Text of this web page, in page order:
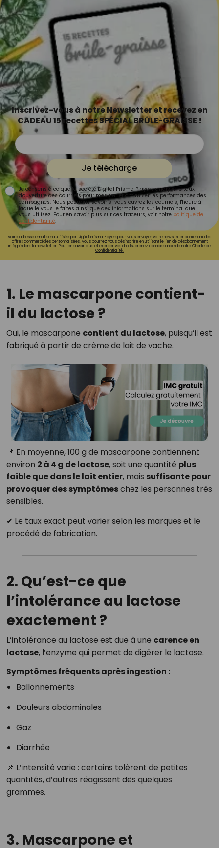
Inscrivez-vous à notre Newsletter et recevez en
CADEAU 15 recettes SPÉCIAL BRÛLE-GRAISSE !
Je télécharge
Je consens à ce que la société Digital Prisma Players analyse le taux
d'ouverture des courriels pour mesurer et optimiser les performances des
campagnes. Nous pourrons savoir si vous ouvrez les courriels, l'heure à
laquelle vous le faites ainsi que des informations sur le terminal que
vous utilisez. Pour en savoir plus sur ces traceurs, voir notre politique de
confidentialité.
Votre adresse email sera utilisée par Digital Prisma Playerspour vous envoyer votre newsletter contenant des
offres commerciales personnalisées. Vous pourrez vous désinscrire en utilisant le lien de désabonnement
intégré dans la newsletter. Pour en savoir plus et exercer vos droits, prenez connaissance de notreCharte de
Confidentialité.
1. Le mascarpone contient-
il du lactose ?
Oui, le mascarpone contient du lactose, puisqu’il est
fabriqué à partir de crème de lait de vache.
📌 En moyenne, 100 g de mascarpone contiennent
environ 2 à 4 g de lactose, soit une quantité plus
faible que dans le lait entier, mais suffisante pour
provoquer des symptômeschez les personnes très
sensibles.
✔ Le taux exact peut varier selon les marques et le
procédé de fabrication.
2. Qu’est-ce que
l’intolérance au lactose
exactement ?
L’intolérance au lactose est due à une carence en
lactase, l’enzyme qui permet de digérer le lactose.
Symptômes fréquents après ingestion :
Ballonnements
Douleurs abdominales
Gaz
Diarrhée
📌 L’intensité varie : certains tolèrent de petites
quantités, d’autres réagissent dès quelques
grammes.
3. Mascarpone et